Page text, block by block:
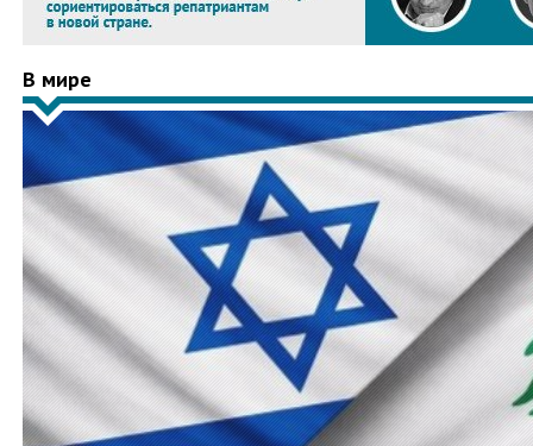
В мире